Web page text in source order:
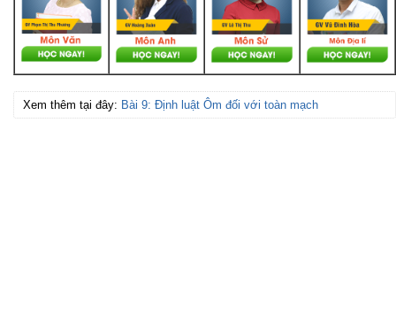
Xem thêm tại đây: Bài 9: Định luật Ôm đối với toàn mạch